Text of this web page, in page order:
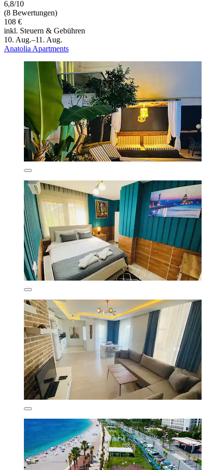
6,8/10
(8 Bewertungen)
108 €
inkl. Steuern & Gebühren
10. Aug.–11. Aug.
Anatolia Apartments